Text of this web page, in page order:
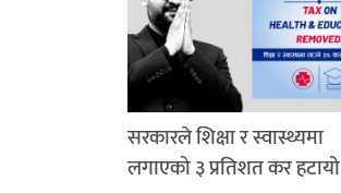
सरकारले शिक्षा र स्वास्थ्यमा
लगाएको ३ प्रतिशत कर हटायो